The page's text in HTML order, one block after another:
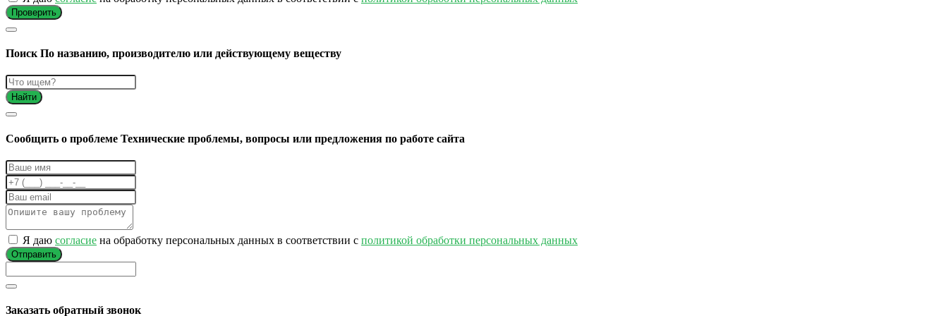
Проверить
Поиск По названию, производителю или действующему веществу
Найти
Cообщить о проблеме Технические проблемы, вопросы или предложения по работе сайта
Я даю согласие на обработку персональных данных в соответствии с политикой обработки персональных данных
Отправить
Заказать обратный звонок